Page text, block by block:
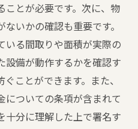
ことが必要です。次に、物
いかの確認も重要です。
いる間取りや面積が実際の
設備が動作するかを確認す
ことができます。また、
についての条項が含まれて
十分に理解した上で署名す